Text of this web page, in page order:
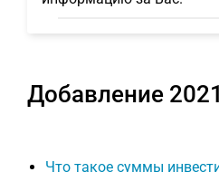
Добавление 2021
Что такое суммы